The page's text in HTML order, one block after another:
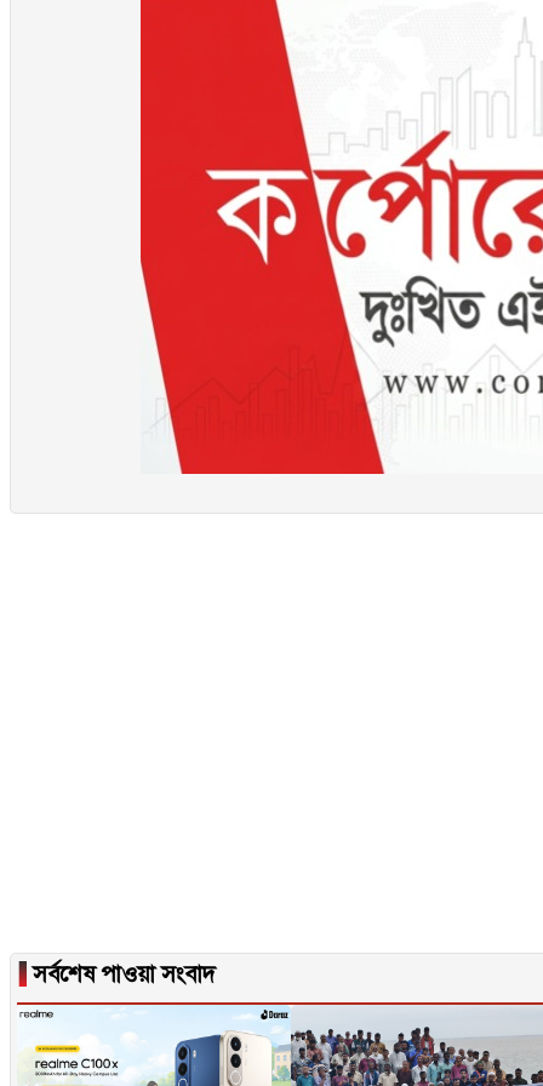
▐সর্বশেষ পাওয়া সংবাদ